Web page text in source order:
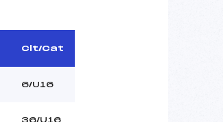
Clt/Cat
6/U16
36/U16